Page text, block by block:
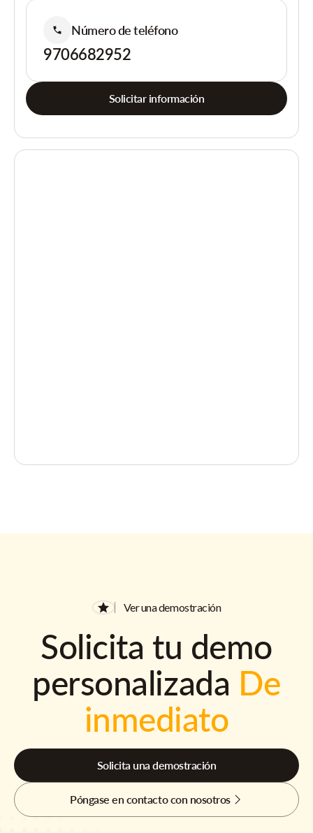
Número de teléfono
9706682952
Solicitar información
Ver una demostración
Solicita tu demo
personalizada De
inmediato
Solicita una demostración
Póngase en contacto con nosotros